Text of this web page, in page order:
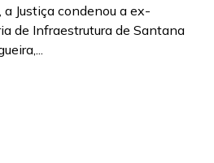
a Justiça condenou a ex-
de Infraestrutura de Santana